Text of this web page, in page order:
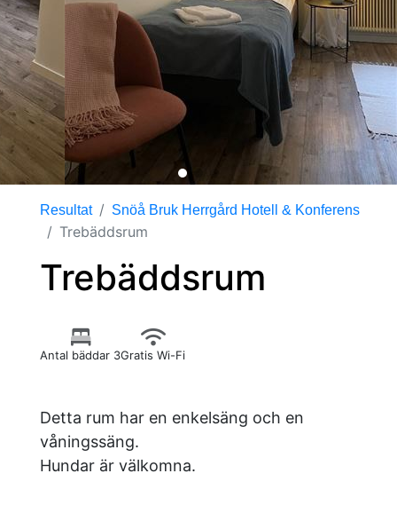
Resultat Snöå Bruk Herrgård Hotell & Konferens
Trebäddsrum
Trebäddsrum
Antal bäddar 3Gratis Wi-Fi
Detta rum har en enkelsäng och en
våningssäng.
Hundar är välkomna.